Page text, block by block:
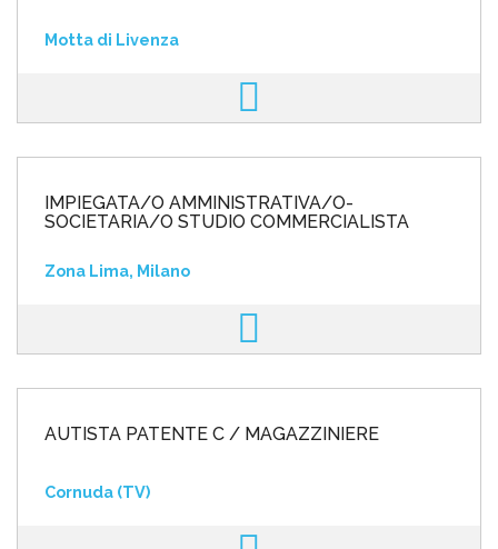
Motta di Livenza
IMPIEGATA/O AMMINISTRATIVA/O-
SOCIETARIA/O STUDIO COMMERCIALISTA
Zona Lima, Milano
AUTISTA PATENTE C / MAGAZZINIERE
Cornuda (TV)